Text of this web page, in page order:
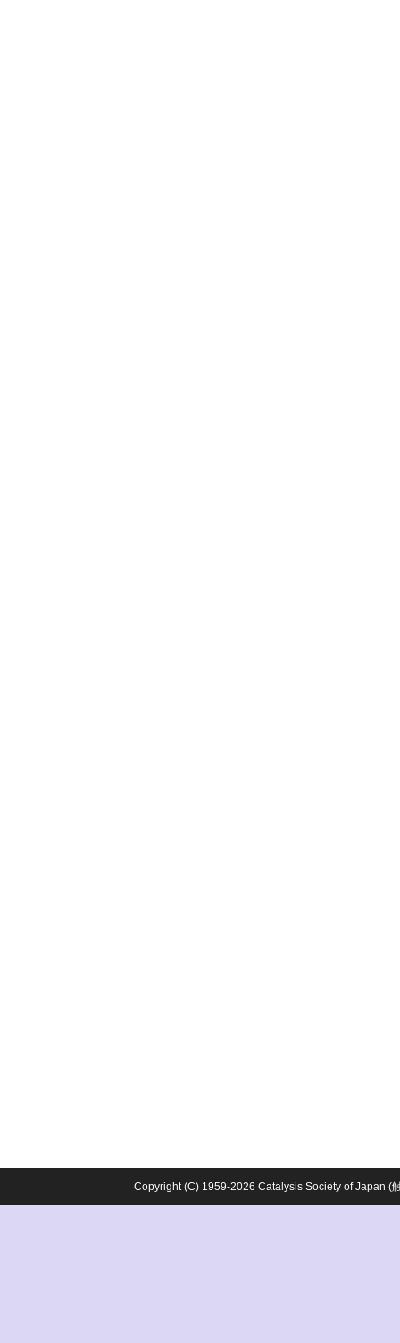
Copyright (C) 1959-2026 Catalysis Society of Japan (